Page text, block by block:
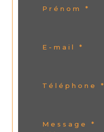
Prénom *
E-mail *
Téléphone *
Message *